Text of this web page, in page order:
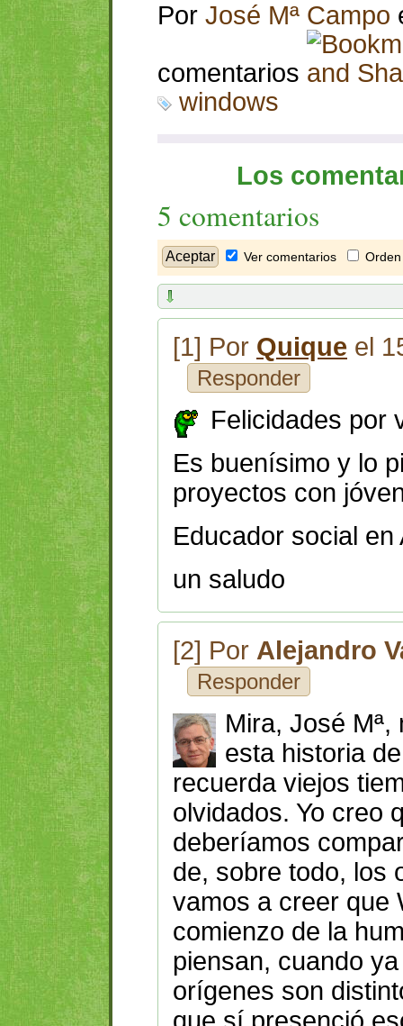
Por José Mª Campo
comentarios
windows
Los
5 comentarios
Ver comentarios
[1] Por Quique el
Responder
Felicidades por
Es buenísimo y lo
proyectos con
Educador social en
un saludo
[2] Por Alejandro
Responder
Mira, José
esta historia
recuerda viejos
olvidados. Yo creo
deberíamos
de, sobre todo, los
vamos a creer que
comienzo de la
piensan, cuando
orígenes son